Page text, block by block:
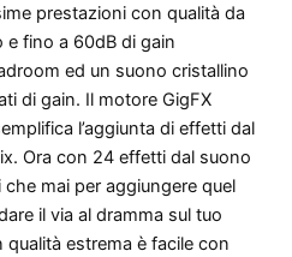
prestazioni con qualità da
e fino a 60dB di gain
ed un suono cristallino
di gain. Il motore GigFX
l’aggiunta di effetti dal
Ora con 24 effetti dal suono
mai per aggiungere quel
il via al dramma sul tuo
estrema è facile con